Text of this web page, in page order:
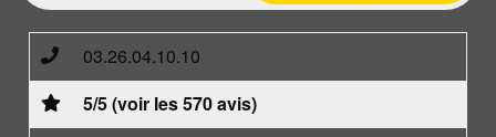
03.26.04.10.10
5/5 (voir les 570 avis)